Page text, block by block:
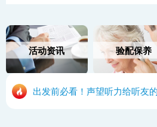
活动资讯 验配保养
出发前必看！声望听力给听友